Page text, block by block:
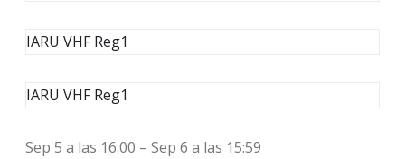
IARU VHF Reg1
IARU VHF Reg1
Sep 5 a las 16:00 – Sep 6 a las 15:59